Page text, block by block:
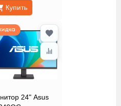
Купить
24" Asus